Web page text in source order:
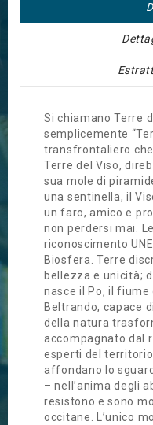
Si chiamano Terre
semplicemente
transfrontaliero
Terre del Viso,
sua mole di
una sentinella, il
un faro, amico e
non perdersi mai.
riconoscimento
Biosfera. Terre
bellezza e unicità;
nasce il Po, il fiume
Beltrando, capace
della natura
accompagnato dal
esperti del territorio
affondano lo
– nell’anima degli
resistono e sono
occitane. L’unico